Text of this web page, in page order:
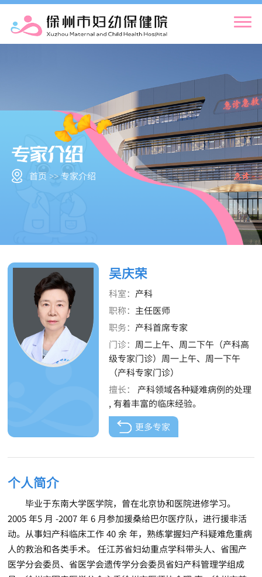
首页 >> 专家介绍
吴庆荣
科室： 产科
职称： 主任医师
职务： 产科首席专家
门诊： 周二上午、周二下午（产科高
级专家门诊）周一上午、周一下午
（产科专家门诊）
擅长：
产科领域各种疑难病例的处理
, 有着丰富的临床经验。
更多专家
个人简介
毕业于东南大学医学院，曾在北京协和医院进修学习。
2005 年5 月 -2007 年 6 月参加援桑给巴尔医疗队，进行援非活
动。从事妇产科临床工作 40 余 年，熟练掌握妇产科疑难危重病
人的救治和各类手术。 任江苏省妇幼重点学科带头人、省围产
医学分会委员、省医学会遗传学分会委员省妇产科管理学组成